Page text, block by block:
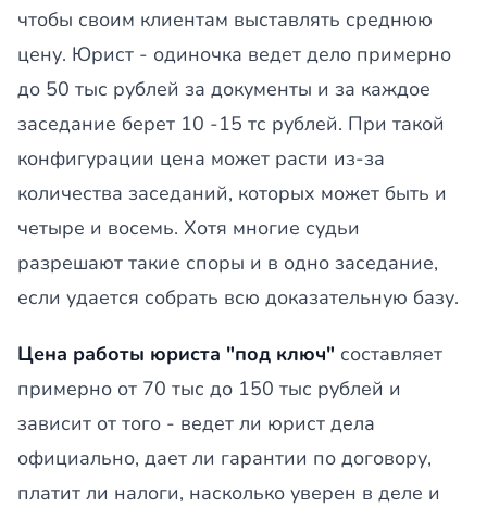
чтобы своим клиентам выставлять среднюю
цену. Юрист - одиночка ведет дело примерно
до 50 тыс рублей за документы и за каждое
заседание берет 10 -15 тс рублей. При такой
конфигурации цена может расти из-за
количества заседаний, которых может быть и
четыре и восемь. Хотя многие судьи
разрешают такие споры и в одно заседание,
если удается собрать всю доказательную базу.
Цена работы юриста "под ключ" составляет
примерно от 70 тыс до 150 тыс рублей и
зависит от того - ведет ли юрист дела
официально, дает ли гарантии по договору,
платит ли налоги, насколько уверен в деле и